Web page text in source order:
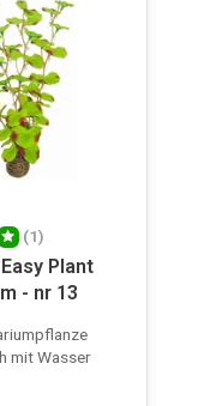
(1)
Plant
- nr 13
mit Wasser